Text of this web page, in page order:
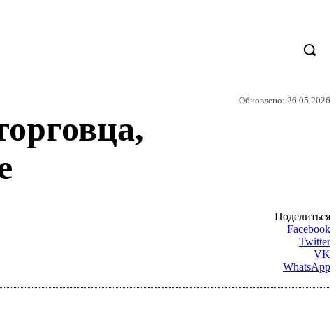
Обновлено: 26.05.2026
Поделиться
Facebook
Twitter
VK
WhatsApp